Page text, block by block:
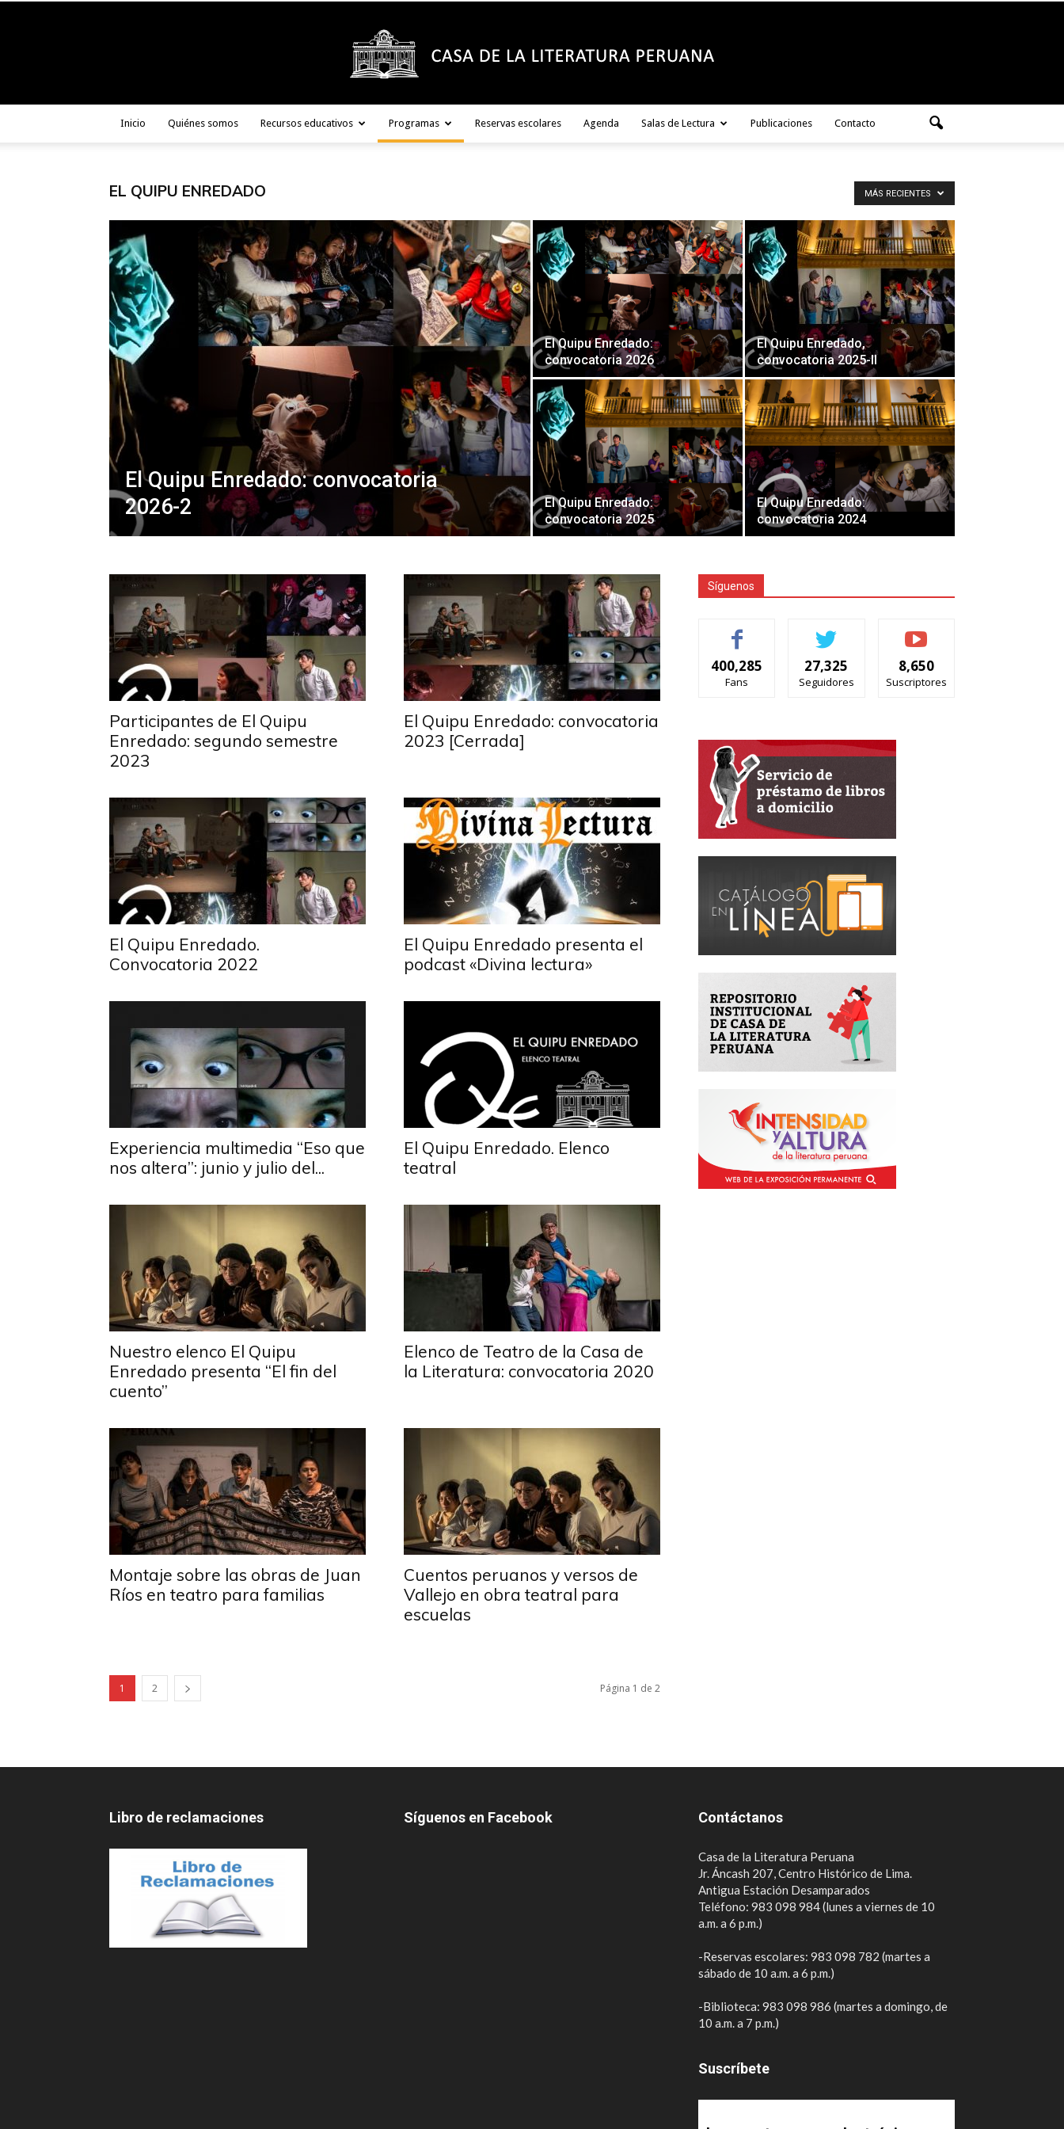
de
la
Literatura
Inicio Quiénes somos Recursos educativos Programas Reservas escolares Agenda Salas de Lectura Publicaciones Contacto
EL QUIPU ENREDADO MÁS RECIENTES
El Quipu Enredado: convocatoria
2026-2
El Quipu Enredado:
convocatoria 2026
El Quipu Enredado,
convocatoria 2025-II
El Quipu Enredado:
convocatoria 2025
El Quipu Enredado:
convocatoria 2024
Participantes de El Quipu
Enredado: segundo semestre
2023
El Quipu Enredado: convocatoria
2023 [Cerrada]
El Quipu Enredado.
Convocatoria 2022
El Quipu Enredado presenta el
podcast «Divina lectura»
Experiencia multimedia “Eso que
nos altera”: junio y julio del...
El Quipu Enredado. Elenco
teatral
Nuestro elenco El Quipu
Enredado presenta “El fin del
cuento”
Elenco de Teatro de la Casa de
la Literatura: convocatoria 2020
Montaje sobre las obras de Juan
Ríos en teatro para familias
Cuentos peruanos y versos de
Vallejo en obra teatral para
escuelas
1 2 Página 1 de 2
Síguenos
400,285
Fans
27,325
Seguidores
8,650
Suscriptores
Libro de reclamaciones Síguenos en Facebook Contáctanos
Casa de la Literatura Peruana
Jr. Áncash 207, Centro Histórico de Lima.
Antigua Estación Desamparados
Teléfono: 983 098 984 (lunes a viernes de 10
a.m. a 6 p.m.)
-Reservas escolares: 983 098 782 (martes a
sábado de 10 a.m. a 6 p.m.)
-Biblioteca: 983 098 986 (martes a domingo, de
10 a.m. a 7 p.m.)
Suscríbete